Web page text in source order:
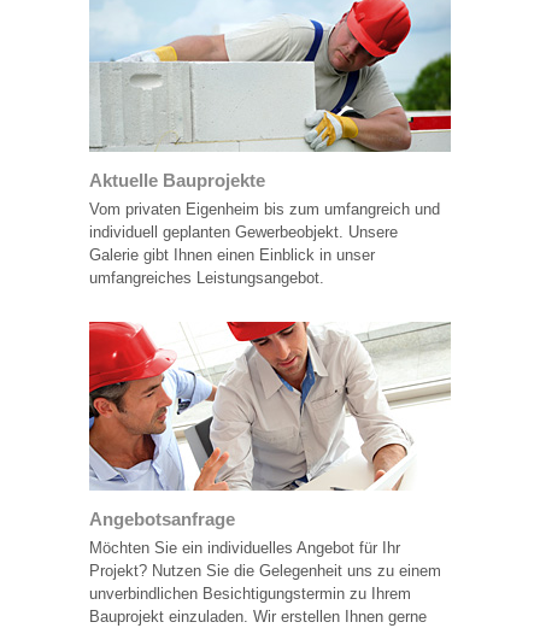
Aktuelle Bauprojekte
Vom privaten Eigenheim bis zum umfangreich und
individuell geplanten Gewerbeobjekt. Unsere
Galerie gibt Ihnen einen Einblick in unser
umfangreiches Leistungsangebot.
Angebotsanfrage
Möchten Sie ein individuelles Angebot für Ihr
Projekt? Nutzen Sie die Gelegenheit uns zu einem
unverbindlichen Besichtigungstermin zu Ihrem
Bauprojekt einzuladen. Wir erstellen Ihnen gerne